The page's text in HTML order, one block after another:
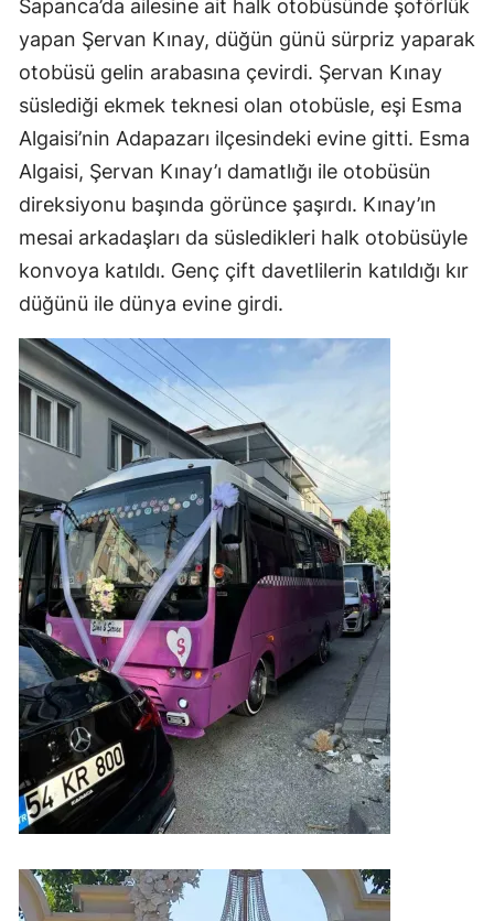
Sapanca’da ailesine ait halk otobüsünde şoförlük
yapan Şervan Kınay, düğün günü sürpriz yaparak
otobüsü gelin arabasına çevirdi. Şervan Kınay
süslediği ekmek teknesi olan otobüsle, eşi Esma
Algaisi’nin Adapazarı ilçesindeki evine gitti. Esma
Algaisi, Şervan Kınay’ı damatlığı ile otobüsün
direksiyonu başında görünce şaşırdı. Kınay’ın
mesai arkadaşları da süsledikleri halk otobüsüyle
konvoya katıldı. Genç çift davetlilerin katıldığı kır
düğünü ile dünya evine girdi.